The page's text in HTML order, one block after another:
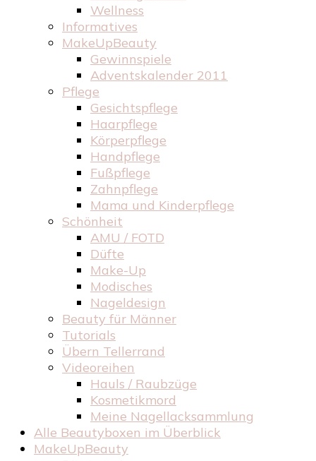
Wellness
Informatives
MakeUpBeauty
Gewinnspiele
Adventskalender 2011
Pflege
Gesichtspflege
Haarpflege
Körperpflege
Handpflege
Fußpflege
Zahnpflege
Mama und Kinderpflege
Schönheit
AMU / FOTD
Düfte
Make-Up
Modisches
Nageldesign
Beauty für Männer
Tutorials
Übern Tellerrand
Videoreihen
Hauls / Raubzüge
Kosmetikmord
Meine Nagellacksammlung
Alle Beautyboxen im Überblick
MakeUpBeauty